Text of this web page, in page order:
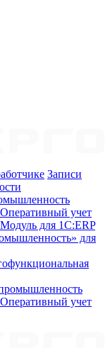
Записи
учет
для 1С:ERP
для
учет